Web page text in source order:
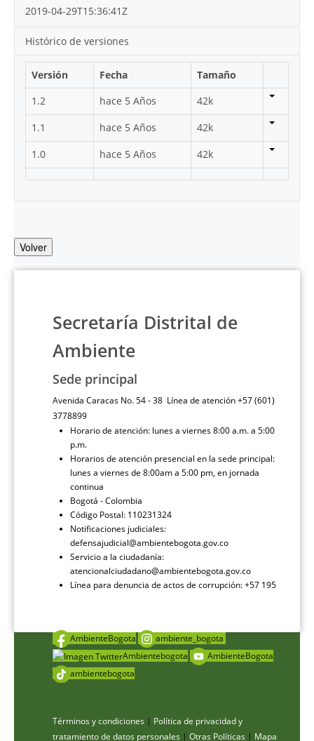
2019-04-29T15:36:41Z
Histórico de versiones
Versión Fecha
Tamaño
1.2
hace 5 Años
42k
1.1
hace 5 Años
42k
1.0
hace 5 Años 42k
Volver
Secretaría Distrital de
Ambiente
Sede principal
Avenida Caracas No. 54 - 38 Línea de atención +57 (601)
3778899
Horario de atención: lunes a viernes 8:00 a.m. a 5:00
p.m.
Horarios de atención presencial en la sede principal:
lunes a viernes de 8:00am a 5:00 pm, en jornada
continua
Bogotá - Colombia
Código Postal: 110231324
Notificaciones judiciales:
defensajudicial@ambientebogota.gov.co
Servicio a la ciudadanía:
atencionalciudadano@ambientebogota.gov.co
Línea para denuncia de actos de corrupción: +57 195
AmbienteBogota
ambiente_bogota
Ambientebogota
AmbienteBogota
ambientebogota
Términos y condiciones | Política de privacidad y
tratamiento de datos personales | Otras Políticas | Mapa